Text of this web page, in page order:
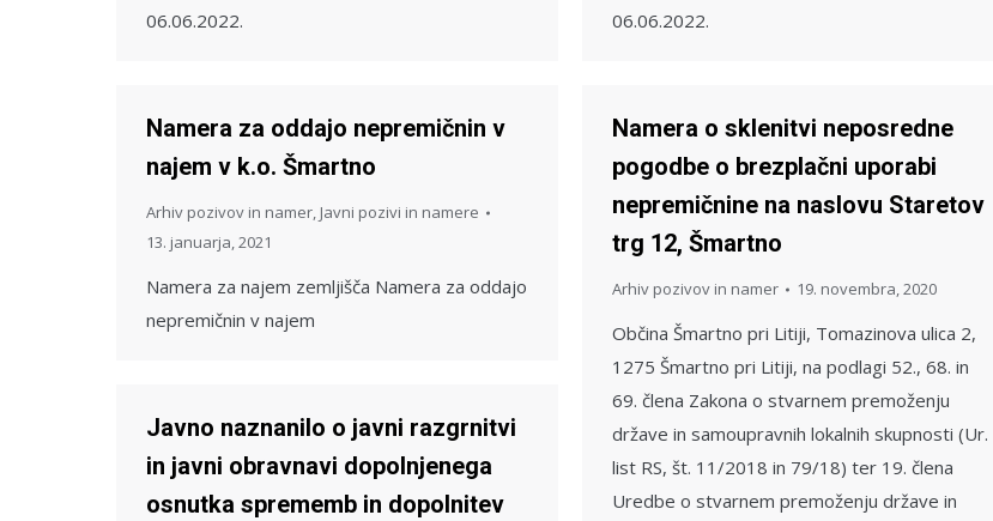
06.06.2022.
06.06.2022.
Namera za oddajo nepremičnin v
najem v k.o. Šmartno
Arhiv pozivov in namer, Javni pozivi in namere
13. januarja, 2021
Namera za najem zemljišča Namera za oddajo
nepremičnin v najem
Namera o sklenitvi neposredne
pogodbe o brezplačni uporabi
nepremičnine na naslovu Staretov
trg 12, Šmartno
Arhiv pozivov in namer 19. novembra, 2020
Občina Šmartno pri Litiji, Tomazinova ulica 2,
1275 Šmartno pri Litiji, na podlagi 52., 68. in
69. člena Zakona o stvarnem premoženju
države in samoupravnih lokalnih skupnosti (Ur.
list RS, št. 11/2018 in 79/18) ter 19. člena
Uredbe o stvarnem premoženju države in
Javno naznanilo o javni razgrnitvi
in javni obravnavi dopolnjenega
osnutka sprememb in dopolnitev